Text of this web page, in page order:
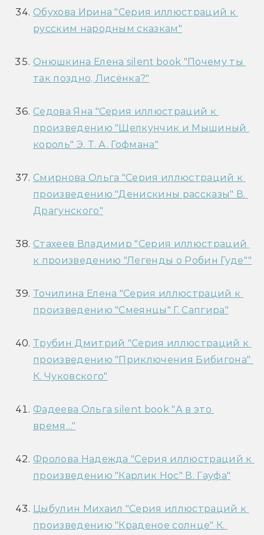
Обухова Ирина "Серия иллюстраций к
русским народным сказкам"
Онюшкина Елена silent book "Почему ты
так поздно, Лисёнка?"
Седова Яна "Серия иллюстраций к
произведению "Щелкунчик и Мышиный
король" Э. Т. А. Гофмана"
Смирнова Ольга "Серия иллюстраций к
произведению "Денискины рассказы" В.
Драгунского"
Стахеев Владимир "Серия иллюстраций
к произведению "Легенды о Робин Гуде""
Точилина Елена "Серия иллюстраций к
произведению "Смеянцы" Г. Сапгира"
Трубин Дмитрий "Серия иллюстраций к
произведению "Приключения Бибигона"
К. Чуковского"
Фадеева Ольга silent book "А в это
время…"
Фролова Надежда "Серия иллюстраций к
произведению "Карлик Нос" В. Гауфа"
Цыбулин Михаил "Серия иллюстраций к
произведению "Краденое солнце" К.